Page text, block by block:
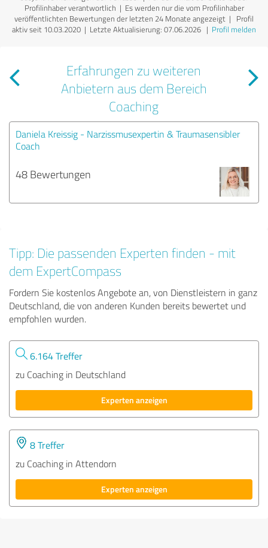
Profilinhaber verantwortlich | Es werden nur die vom Profilinhaber
veröffentlichten Bewertungen der letzten 24 Monate angezeigt | Profil
aktiv seit 10.03.2020 | Letzte Aktualisierung: 07.06.2026 | Profil melden
Erfahrungen zu weiteren
Anbietern aus dem Bereich
Coaching
Daniela Kreissig - Narzissmusexpertin & Traumasensibler
Coach
48 Bewertungen
Tipp: Die passenden Experten finden - mit
dem ExpertCompass
Fordern Sie kostenlos Angebote an, von Dienstleistern in ganz
Deutschland, die von anderen Kunden bereits bewertet und
empfohlen wurden.
6.164 Treffer
zu Coaching in Deutschland
Experten anzeigen
8 Treffer
zu Coaching in Attendorn
Experten anzeigen